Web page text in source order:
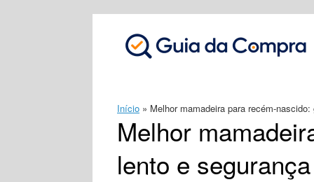
Início » Melhor mamadeira para recém-
Melhor
lento e segurança